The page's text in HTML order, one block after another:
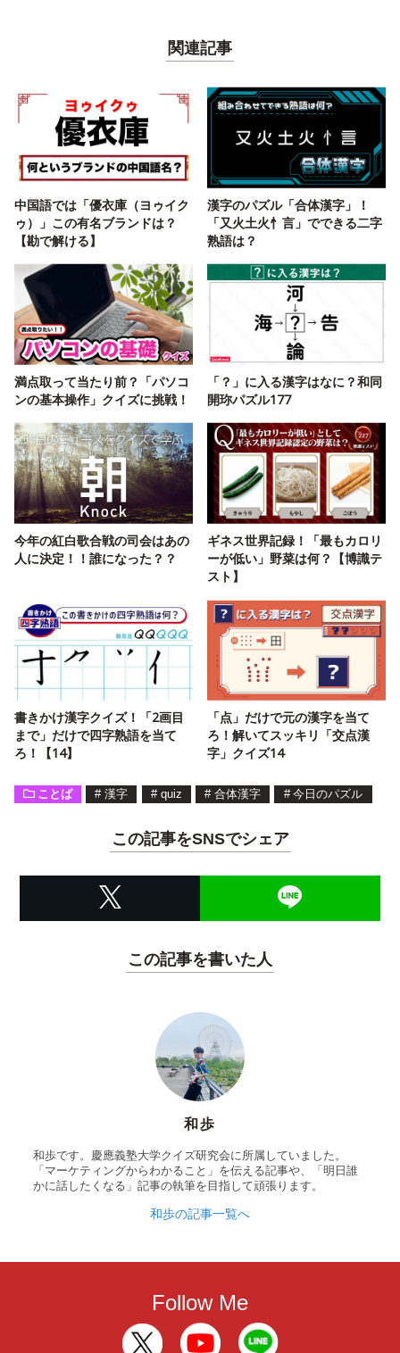
関連記事
中国語では「優衣庫（ヨゥイク
ゥ）」この有名ブランドは？
【勘で解ける】
漢字のパズル「合体漢字」！
「又火土火忄言」でできる二字
熟語は？
満点取って当たり前？「パソコ
ンの基本操作」クイズに挑戦！
「？」に入る漢字はなに？和同
開珎パズル177
今年の紅白歌合戦の司会はあの
人に決定！！誰になった？？
ギネス世界記録！「最もカロリ
ーが低い」野菜は何？【博識テ
スト】
書きかけ漢字クイズ！「2画目
まで」だけで四字熟語を当て
ろ！【14】
「点」だけで元の漢字を当て
ろ！解いてスッキリ「交点漢
字」クイズ14
ことば # 漢字 # quiz # 合体漢字 # 今日のパズル
この記事をSNSでシェア
この記事を書いた人
和歩
和歩です。慶應義塾大学クイズ研究会に所属していました。
「マーケティングからわかること」を伝える記事や、「明日誰
かに話したくなる」記事の執筆を目指して頑張ります。
和歩の記事一覧へ
Follow Me